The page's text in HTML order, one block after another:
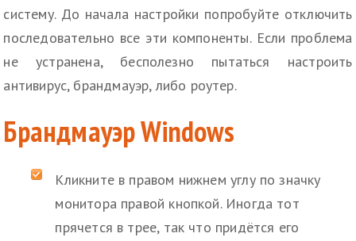
систему. До начала настройки попробуйте отключить
последовательно все эти компоненты. Если проблема
не устранена, бесполезно пытаться настроить
антивирус, брандмауэр, либо роутер.
Брандмауэр Windows
Кликните в правом нижнем углу по значку
монитора правой кнопкой. Иногда тот
прячется в трее, так что придётся его